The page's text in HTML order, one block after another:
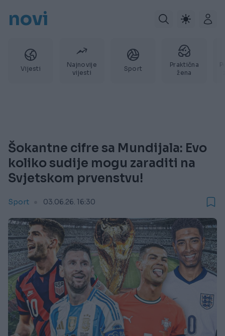
novi
Vijesti
Najnovije
vijesti
Sport
Praktična
žena
Šokantne cifre sa Mundijala: Evo
koliko sudije mogu zaraditi na
Svjetskom prvenstvu!
Sport 03.06.26. 16:30